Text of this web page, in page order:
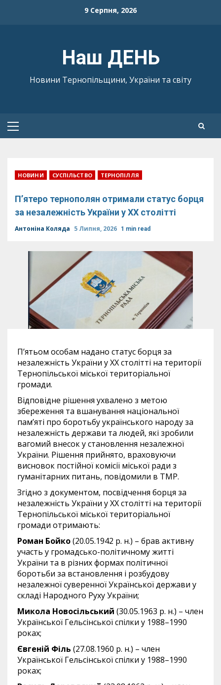
9 Серпня, 2026
Наш ДЕНЬ
Новини Тернопільщини, України та світу
Primary
НОВИНИ СУСПІЛЬСТВО ТЕРНОПІЛЛЯ
П’ятеро тернополян отримали статус борця
за незалежність України у ХХ столітті
Антоніна Коляда 5 Липня, 2026 1 min read
П’ятьом особам надано статус борця за
незалежність України у ХХ столітті на території
Тернопільської міської територіальної
громади.
Відповідне рішення ухвалено з метою
збереження та вшанування національної
пам’яті про боротьбу українського народу за
незалежність держави та людей, які зробили
вагомий внесок у становлення незалежної
України. Рішення прийнято, враховуючи
висновок постійної комісії міської ради з
гуманітарних питань, повідомили в ТМР.
Згідно з документом, посвідчення борця за
незалежність України у ХХ столітті на території
Тернопільської міської територіальної
громади отримають:
Роман Бойко(20.05.1942 р. н.) – брав активну
участь у громадсько-політичному житті
України та в різних формах політичної
боротьби за встановлення і розбудову
незалежної суверенної Української держави у
складі Народного Руху України;
Микола Новосільський (30.05.1963 р. н.) – член
Української Гельсінської спілки у 1988–1990
роках;
Євгеній Філь (27.08.1960 р. н.) – член
Української Гельсінської спілки у 1988–1990
роках;